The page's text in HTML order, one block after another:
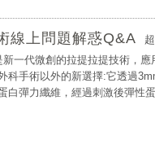
線上問題解惑Q&A
一代微創的拉提拉提技術，應
科手術以外的新選擇:它透過
白彈力纖維，經過刺激後彈性